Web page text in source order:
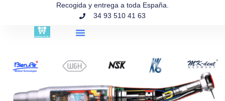
Recogida y entrega a toda España.
34 93 510 41 63